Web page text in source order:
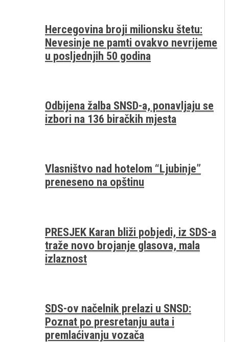
Hercegovina broji milionsku štetu:
Nevesinje ne pamti ovakvo nevrijeme
u posljednjih 50 godina
Odbijena žalba SNSD-a, ponavljaju se
izbori na 136 biračkih mjesta
Vlasništvo nad hotelom “Ljubinje”
preneseno na opštinu
PRESJEK Karan bliži pobjedi, iz SDS-a
traže novo brojanje glasova, mala
izlaznost
SDS-ov načelnik prelazi u SNSD:
Poznat po presretanju auta i
premlaćivanju vozača